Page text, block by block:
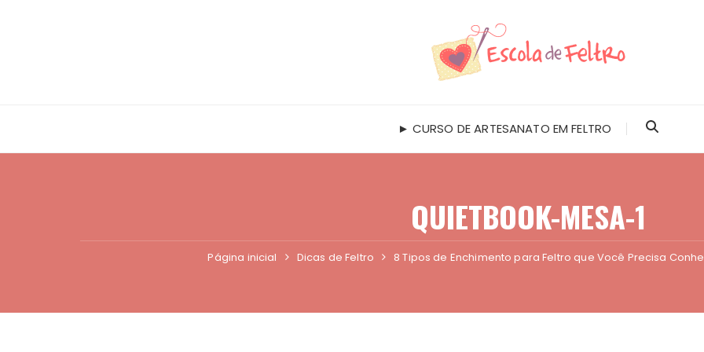
► CURSO DE ARTESANATO EM FELTRO
QUIETBOOK-MESA-1
Página inicial Dicas de Feltro 8 Tipos de Enchimento para Feltro que Você Precisa